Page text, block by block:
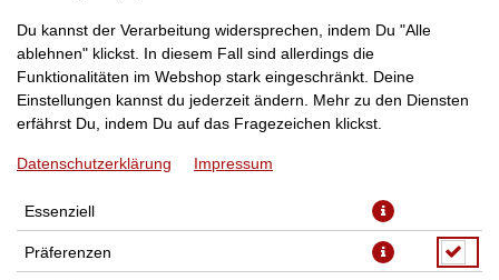
(15M) PIZZA HAWAII
Du kannst der Verarbeitung widersprechen, indem Du "Alle
ablehnen" klickst. In diesem Fall sind allerdings die
Funktionalitäten im Webshop stark eingeschränkt. Deine
Einstellungen kannst du jederzeit ändern. Mehr zu den Diensten
erfährst Du, indem Du auf das Fragezeichen klickst.
Datenschutzerklärung Impressum
Essenziell
Präferenzen